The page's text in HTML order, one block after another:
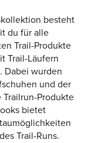
besteht
du für alle
Trail-Produkte
Trail-Läufern
Dabei wurden
und der
Produkte
bietet
Trail-Runs.